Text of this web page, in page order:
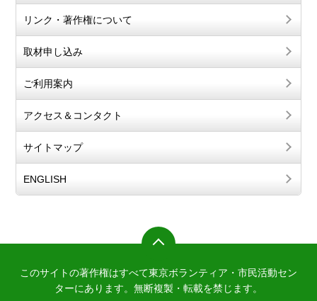
リンク・著作権について
取材申し込み
ご利用案内
アクセス＆コンタクト
サイトマップ
ENGLISH
このサイトの著作権はすべて東京ボランティア・市民活動セン
ターにあります。 無断複製・転載を禁じます。